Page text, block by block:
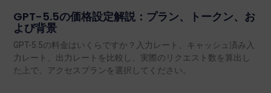
GPT-5.5の価格設定解説：プラン、トークン、お
よび背景
GPT-5.5の料金はいくらですか？入力レート、キャッシュ済み入
力レート、出力レートを比較し、実際のリクエスト数を算出し
た上で、アクセスプランを選択してください。.